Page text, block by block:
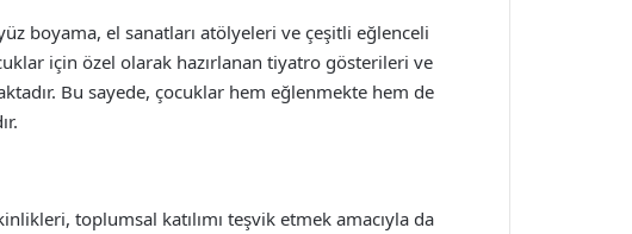
boyama, el sanatları atölyeleri ve çeşitli eğlenceli
için özel olarak hazırlanan tiyatro gösterileri ve
Bu sayede, çocuklar hem eğlenmekte hem de
toplumsal katılımı teşvik etmek amacıyla da